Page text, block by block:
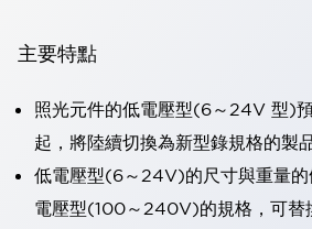
主要特點
照光元件的低電壓型(6～24V 型)
起，將陸續切換為新型錄規格的製品
低電壓型(6～24V)的尺寸與重量的
電壓型(100～240V)的規格，可替